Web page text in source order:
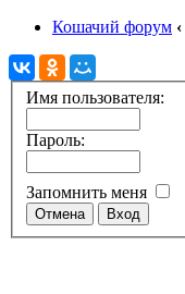
Кошачий форум ‹
Имя пользователя:
Пароль:
Запомнить меня